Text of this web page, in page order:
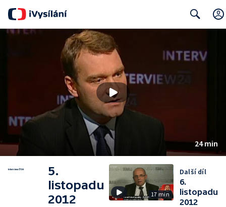
24 min
5.
listopadu
2012
17 min
Další díl
6.
listopadu
2012